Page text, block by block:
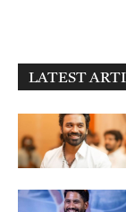
LATEST